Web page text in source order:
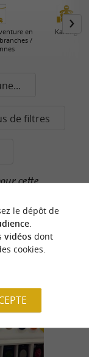
en
/
Karting
de filtres
cette
le dépôt de
.
vidéosdont
cookies.